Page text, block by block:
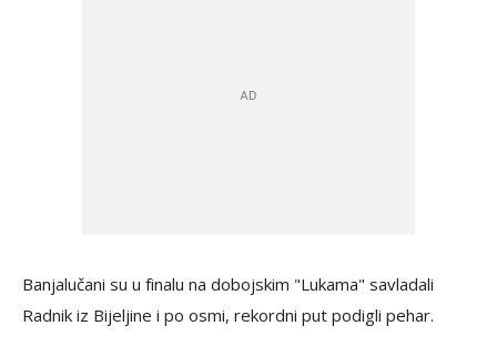
Banjalučani su u finalu na dobojskim "Lukama" savladali
Radnik iz Bijeljine i po osmi, rekordni put podigli pehar.